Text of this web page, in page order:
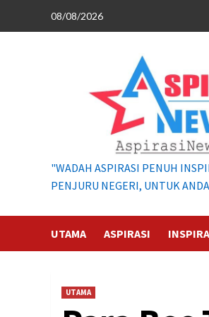
08/08/2026
"WADAH ASPIRASI PENUH
PENJURU NEGERI, UNTUK
UTAMA ASPIRASI
UTAMA